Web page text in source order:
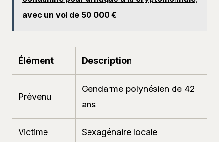
avec un vol de 50 000 €
Élément Description
Prévenu
Gendarme polynésien de 42
ans
Victime Sexagénaire locale